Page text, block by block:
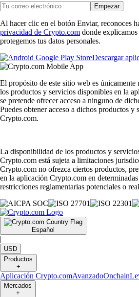
Empezar
Al hacer clic en el botón Enviar, reconoces
privacidad de Crypto.com donde
protegemos tus datos personales.
Descargar
El propósito de este sitio web es
los productos y servicios disponibles en la
se pretende ofrecer acceso a ninguno de
Puedes obtener acceso a dichos productos y
Crypto.com.
La disponibilidad de los productos y
Crypto.com está sujeta a limitaciones
Crypto.com no ofrezca ciertos productos,
en la aplicación Crypto.com en
restricciones reglamentarias potenciales o
Español
|
USD
Productos
+
Aplicación Crypto.comAvanzadoOnchain
Mercados
+